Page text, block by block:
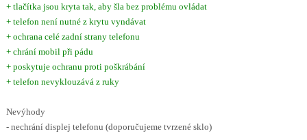
+ tlačítka jsou kryta tak, aby šla bez problému ovládat
+ telefon není nutné z krytu vyndávat
+ ochrana celé zadní strany telefonu
+ chrání mobil při pádu
+ poskytuje ochranu proti poškrábání
+ telefon nevyklouzává z ruky
Nevýhody
- nechrání displej telefonu (doporučujeme tvrzené sklo)